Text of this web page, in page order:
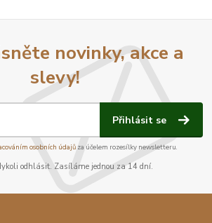
novinky, akce a
slevy!
Přihlásit se
osobních údajůza účelem rozesílky newsletteru.
odhlásit. Zasíláme jednou za 14 dní.